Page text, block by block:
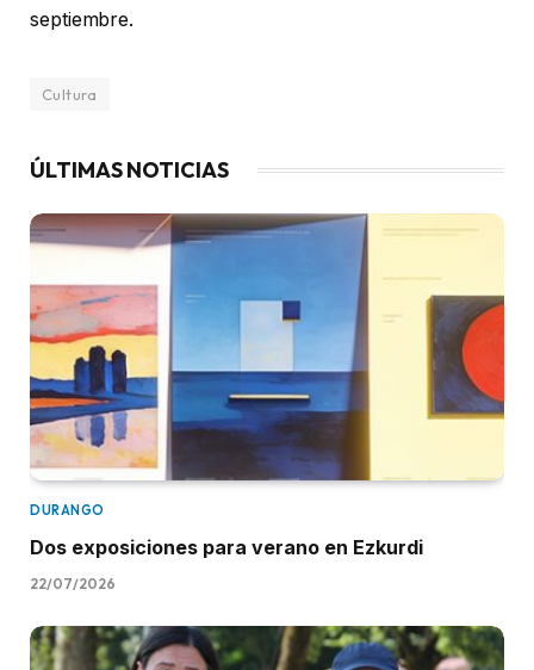
septiembre.
Cultura
ÚLTIMAS NOTICIAS
DURANGO
Dos exposiciones para verano en Ezkurdi
22/07/2026